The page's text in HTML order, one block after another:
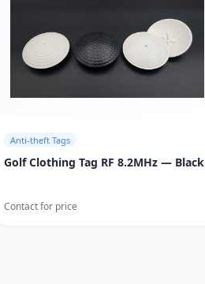
Anti-theft Tags
Golf Clothing Tag RF 8.2MHz — Black
Contact for price